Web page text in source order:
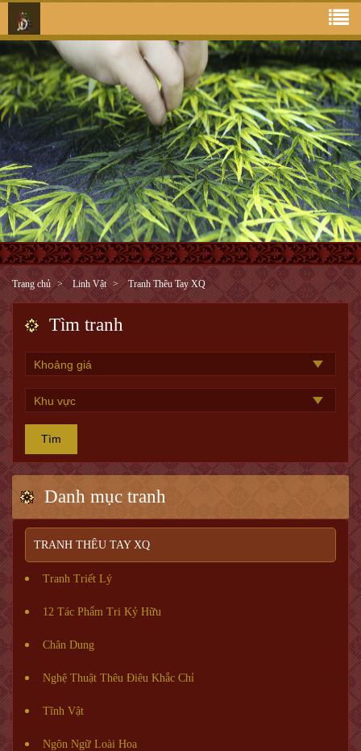
Trang chủ Linh Vật Tranh Thêu Tay XQ
Tìm tranh
Tìm
Danh mục tranh
TRANH THÊU TAY XQ
Tranh Triết Lý
12 Tác Phẩm Tri Kỷ Hữu
Chân Dung
Nghệ Thuật Thêu Điêu Khắc Chỉ
Tĩnh Vật
Ngôn Ngữ Loài Hoa